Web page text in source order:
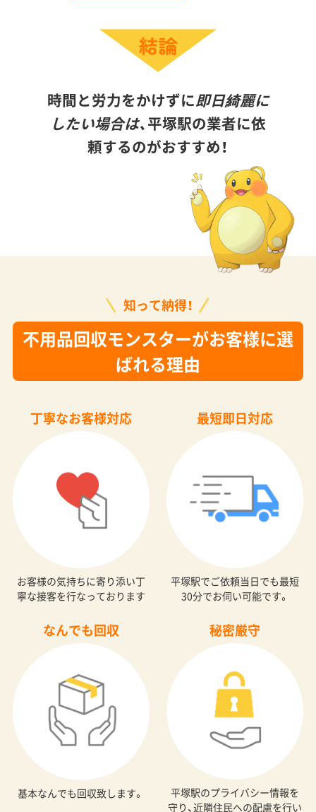
時間と労力をかけずに即日綺麗に
したい場合は、平塚駅の業者に依
頼するのがおすすめ！
知って納得！
不用品回収モンスターがお客様に選
ばれる理由
丁寧なお客様対応
お客様の気持ちに寄り添い丁
寧な接客を行なっております
最短即日対応
平塚駅でご依頼当日でも最短
30分でお伺い可能です。
なんでも回収
基本なんでも回収致します。
秘密厳守
平塚駅のプライバシー情報を
守り、近隣住民への配慮を行い